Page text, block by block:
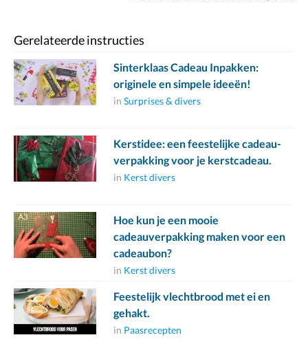
Gerelateerde instructies
Sinterklaas Cadeau Inpakken:
originele en simpele ideeën!
in Surprises & divers
Kerstidee: een feestelijke cadeau-
verpakking voor je kerstcadeau.
in Kerst divers
Hoe kun je een mooie
cadeauverpakking maken voor een
cadeaubon?
in Kerst divers
Feestelijk vlechtbrood met ei en
gehakt.
in Paasrecepten